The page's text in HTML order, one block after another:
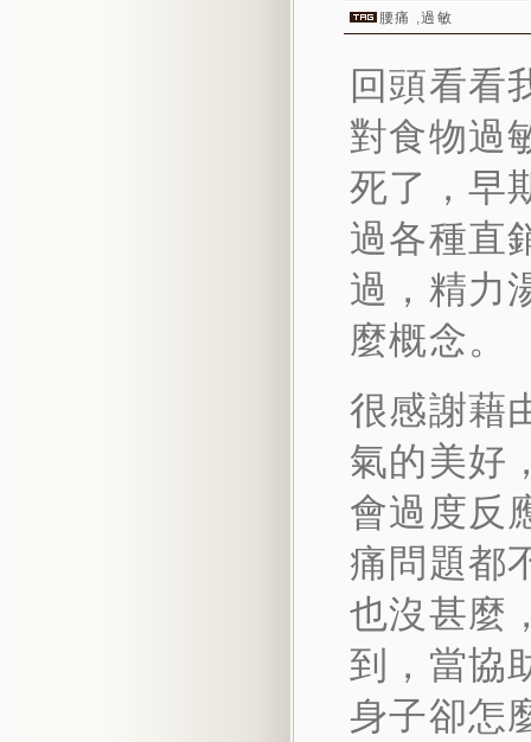
腰痛 ,過敏
回頭看看
對食物過
死了，早
過各種直
過，精力
麼概念。
很感謝藉
氣的美好
會過度反
痛問題都
也沒甚麼
到，當協
身子卻怎